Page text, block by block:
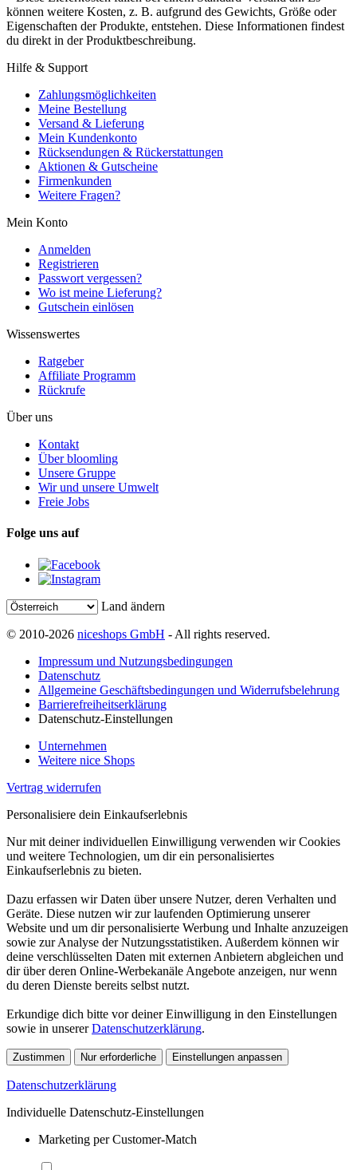
können weitere Kosten, z. B. aufgrund des Gewichts, Größe oder
Eigenschaften der Produkte, entstehen. Diese Informationen findest
du direkt in der Produktbeschreibung.
Hilfe & Support
Zahlungsmöglichkeiten
Meine Bestellung
Versand & Lieferung
Mein Kundenkonto
Rücksendungen & Rückerstattungen
Aktionen & Gutscheine
Firmenkunden
Weitere Fragen?
Mein Konto
Anmelden
Registrieren
Passwort vergessen?
Wo ist meine Lieferung?
Gutschein einlösen
Wissenswertes
Ratgeber
Affiliate Programm
Rückrufe
Über uns
Kontakt
Über bloomling
Unsere Gruppe
Wir und unsere Umwelt
Freie Jobs
Folge uns auf
Land ändern
© 2010-2026 niceshops GmbH - All rights reserved.
Impressum und Nutzungsbedingungen
Datenschutz
Allgemeine Geschäftsbedingungen und Widerrufsbelehrung
Barrierefreiheitserklärung
Datenschutz-Einstellungen
Unternehmen
Weitere nice Shops
Vertrag widerrufen
Personalisiere dein Einkaufserlebnis
Nur mit deiner individuellen Einwilligung verwenden wir Cookies
und weitere Technologien, um dir ein personalisiertes
Einkaufserlebnis zu bieten.
Dazu erfassen wir Daten über unsere Nutzer, deren Verhalten und
Geräte. Diese nutzen wir zur laufenden Optimierung unserer
Website und um dir personalisierte Werbung und Inhalte anzuzeigen
sowie zur Analyse der Nutzungsstatistiken. Außerdem können wir
deine verschlüsselten Daten mit externen Anbietern abgleichen und
dir über deren Online-Werbekanäle Angebote anzeigen, nur wenn
du deren Dienste bereits selbst nutzt.
Erkundige dich bitte vor deiner Einwilligung in den Einstellungen
sowie in unsererDatenschutzerklärung.
Zustimmen Nur erforderliche Einstellungen anpassen
Datenschutzerklärung
Individuelle Datenschutz-Einstellungen
Marketing per Customer-Match